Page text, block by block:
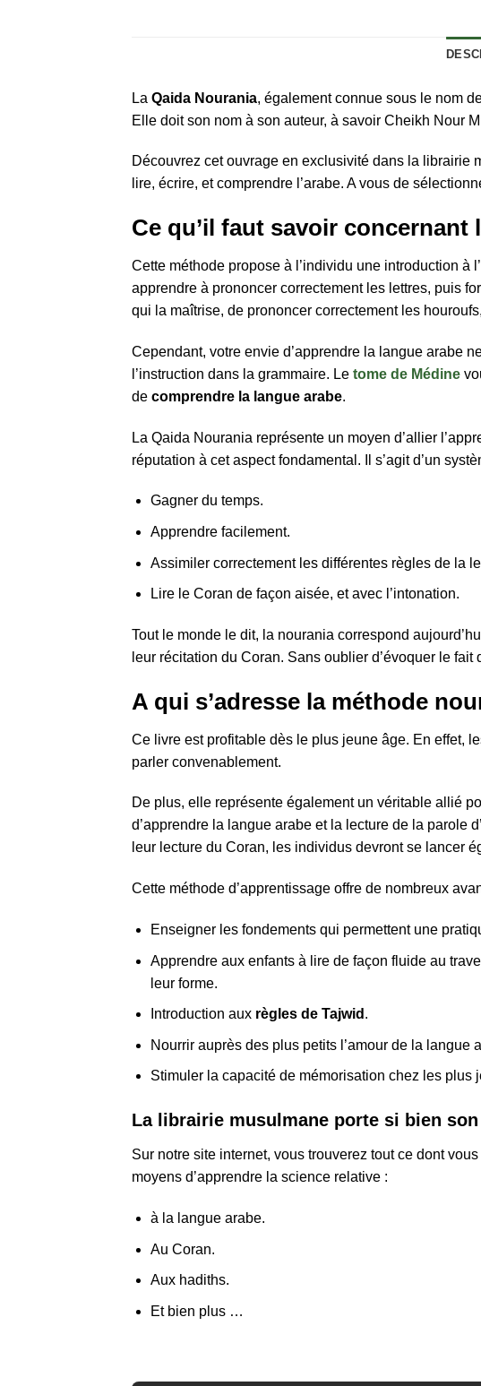
La Qaida Nourania, également connue sous le nom
Elle doit son nom à son auteur, à savoir Cheikh Nour
Découvrez cet ouvrage en exclusivité dans la librairie
lire, écrire, et comprendre l’arabe. A vous de
Ce qu’il faut savoir concernant
Cette méthode propose à l’individu une introduction à
apprendre à prononcer correctement les lettres, puis
qui la maîtrise, de prononcer correctement les
Cependant, votre envie d’apprendre la langue arabe
l’instruction dans la grammaire. Le tome de Médine
de comprendre la langue arabe.
La Qaida Nourania représente un moyen d’allier
réputation à cet aspect fondamental. Il s’agit d’un
Gagner du temps.
Apprendre facilement.
Assimiler correctement les différentes règles de la
Lire le Coran de façon aisée, et avec l’intonation.
Tout le monde le dit, la nourania correspond
leur récitation du Coran. Sans oublier d’évoquer le
A qui s’adresse la méthode
Ce livre est profitable dès le plus jeune âge. En effet,
parler convenablement.
De plus, elle représente également un véritable allié
d’apprendre la langue arabe et la lecture de la parole
leur lecture du Coran, les individus devront se lancer
Cette méthode d’apprentissage offre de nombreux
Enseigner les fondements qui permettent une
Apprendre aux enfants à lire de façon fluide au
leur forme.
Introduction aux règles de Tajwid .
Nourrir auprès des plus petits l’amour de la
Stimuler la capacité de mémorisation chez les plus
La librairie musulmane porte si bien
Sur notre site internet, vous trouverez tout ce dont
moyens d’apprendre la science relative :
à la langue arabe.
Au Coran.
Aux hadiths.
Et bien plus …